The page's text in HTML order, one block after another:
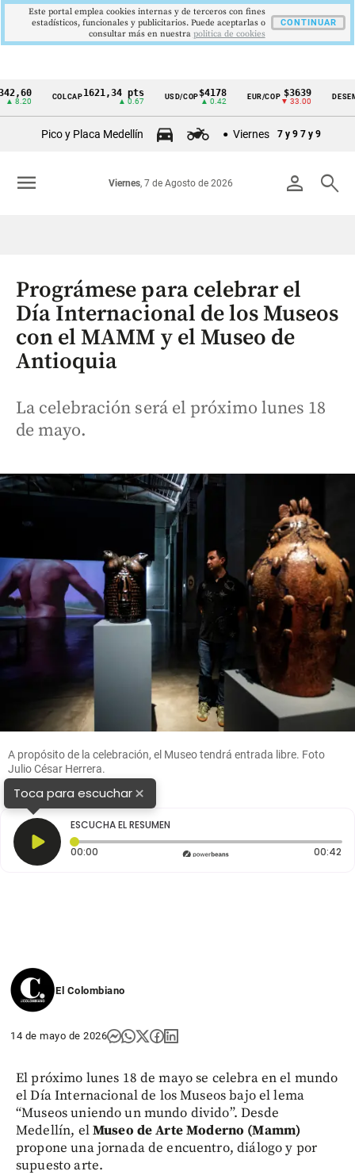
Cintillo
Colombia
COLCAP1621,34 pts USD/COP$4178
▲ 0.42
EUR/COP $3639
▼ 33.00
DESEMPLEO
Pico y Placa Medellín Viernes 7 y 9 7 y 9
person search
Viernes, 7 de Agosto de 2026
menu
Prográmese para celebrar el
Día Internacional de los Museos
con el MAMM y el Museo de
Antioquia
La celebración será el próximo lunes 18
de mayo.
A propósito de la celebración, el Museo tendrá entrada libre. Foto
Julio César Herrera.
Toca para escuchar×
ESCUCHA EL RESUMEN
00:00 Tiempo transcurrido: 0 segundos 00:42
El Colombiano
14 de mayo de 2026
El próximo lunes 18 de mayo se celebra en el mundo
el Día Internacional de los Museos bajo el lema
“Museos uniendo un mundo divido”. Desde
Medellín, elMuseo de Arte Moderno (Mamm)
propone una jornada de encuentro, diálogo y por
supuesto arte.
Este portal emplea cookies internas y de terceros con fines
estadísticos, funcionales y publicitarios. Puede aceptarlas o
consultar más en nuestra politica de cookies
CONTINUAR